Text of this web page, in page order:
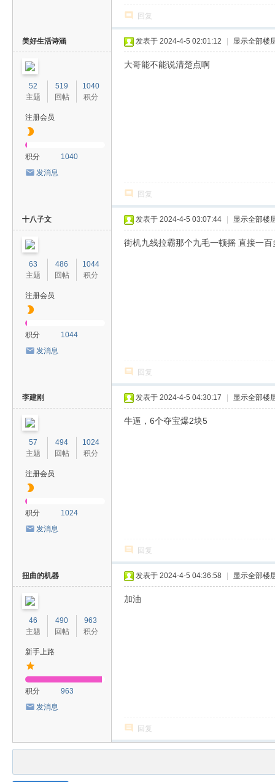
回复
美好生活诗涵
52
主题
519
回帖
1040
积分
注册会员
积分
1040
发消息
发表于 2024-4-5 02:01:12 显示全部楼
大哥能不能说清楚点啊
回复
十八子文
63
主题
486
回帖
1044
积分
注册会员
积分
1044
发消息
发表于 2024-4-5 03:07:44 显示全部楼
街机九线拉霸那个九毛一顿摇 直接一
回复
李建刚
57
主题
494
回帖
1024
积分
注册会员
积分
1024
发消息
发表于 2024-4-5 04:30:17 显示全部楼
牛逼，6个夺宝爆2块5
回复
扭曲的机器
46
主题
490
回帖
963
积分
新手上路
积分
963
发消息
发表于 2024-4-5 04:36:58 显示全部楼
加油
回复